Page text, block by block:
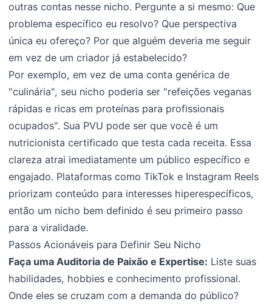
outras contas nesse nicho. Pergunte a si mesmo: Que
problema específico eu resolvo? Que perspectiva
única eu ofereço? Por que alguém deveria me seguir
em vez de um criador já estabelecido?
Por exemplo, em vez de uma conta genérica de
"culinária", seu nicho poderia ser "refeições veganas
rápidas e ricas em proteínas para profissionais
ocupados". Sua PVU pode ser que você é um
nutricionista certificado que testa cada receita. Essa
clareza atrai imediatamente um público específico e
engajado. Plataformas como TikTok e Instagram Reels
priorizam conteúdo para interesses hiperespecíficos,
então um nicho bem definido é seu primeiro passo
para a viralidade.
Passos Acionáveis para Definir Seu Nicho
Faça uma Auditoria de Paixão e Expertise: Liste suas
habilidades, hobbies e conhecimento profissional.
Onde eles se cruzam com a demanda do público?